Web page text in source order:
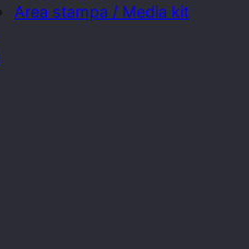
Area stampa / Media kit